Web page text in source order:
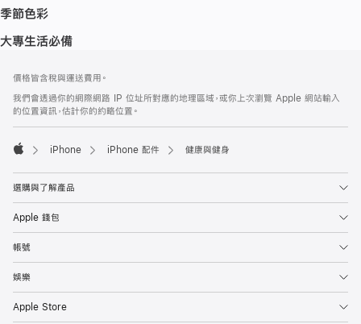
季節色彩
大專生活必備
腳
腳
價格皆含稅與運送費用。
我們會透過你的網際網路 IP 位址所對應的地理區域，或你上次瀏覽 Apple 網站輸入
的位置資訊，估計你的約略位置。
iPhone iPhone 配件 健康與健身
選購與了解產品
Apple 錢包
帳號
娛樂
Apple Store